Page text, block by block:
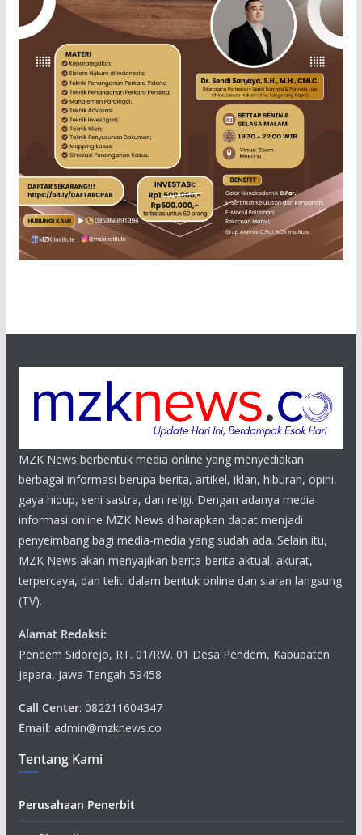
MZK News berbentuk media online yang menyediakan
berbagai informasi berupa berita, artikel, iklan, hiburan, opini,
gaya hidup, seni sastra, dan religi. Dengan adanya media
informasi online MZK News diharapkan dapat menjadi
penyeimbang bagi media-media yang sudah ada. Selain itu,
MZK News akan menyajikan berita-berita aktual, akurat,
terpercaya, dan teliti dalam bentuk online dan siaran langsung
(TV).
Alamat Redaksi:
Pendem Sidorejo, RT. 01/RW. 01 Desa Pendem, Kabupaten
Jepara, Jawa Tengah 59458
Call Center: 082211604347
Email: admin@mzknews.co
Tentang Kami
Perusahaan Penerbit